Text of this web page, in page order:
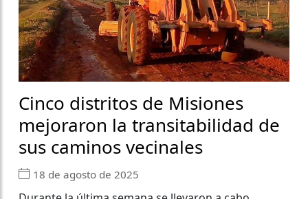
Cinco distritos de Misiones
mejoraron la transitabilidad de
sus caminos vecinales
18 de agosto de 2025